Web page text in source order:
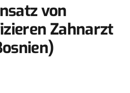
von
Zahnarzt